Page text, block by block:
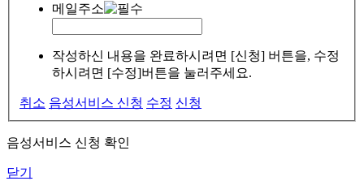
메일주소
작성하신 내용을 완료하시려면 [신청] 버튼을, 수정
하시려면 [수정]버튼을 눌러주세요.
취소 음성서비스 신청 수정 신청
음성서비스 신청 확인
닫기